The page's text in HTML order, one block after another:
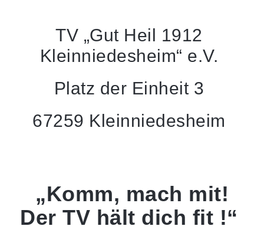
TV „Gut Heil 1912
Kleinniedesheim“ e.V.
Platz der Einheit 3
67259 Kleinniedesheim
„Komm, mach mit!
Der TV hält dich fit !“